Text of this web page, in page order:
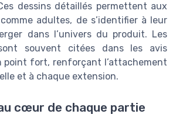
dessins détaillés permettent aux
adultes, de s’identifier à leur
dans l’univers du produit. Les
souvent citées dans les avis
point fort, renforçant l’attachement
et à chaque extension.
cœur de chaque partie